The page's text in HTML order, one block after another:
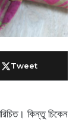
Tweet
কিন্তু চিকেন